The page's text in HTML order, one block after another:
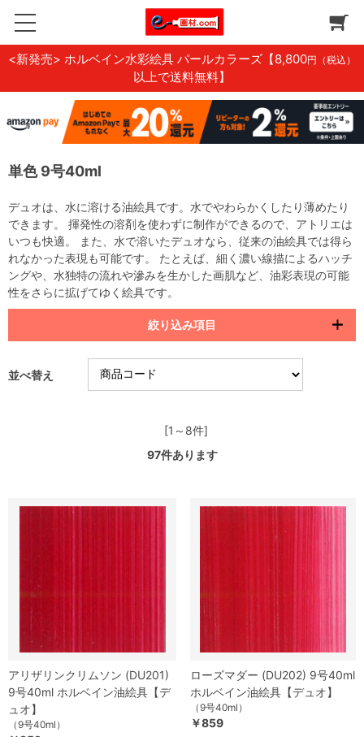
<新発売> ホルベイン水彩絵具 パールカラーズ 【8,800円（税込）
以上で送料無料】
単色 9号40ml
デュオは、水に溶ける油絵具です。水でやわらかくしたり薄めたり
できます。 揮発性の溶剤を使わずに制作ができるので、アトリエは
いつも快適。 また、水で溶いたデュオなら、従来の油絵具では得ら
れなかった表現も可能です。 たとえば、細く濃い線描によるハッチ
ングや、水独特の流れや滲みを生かした画肌など、油彩表現の可能
性をさらに拡げてゆく絵具です。
絞り込み項目
並べ替え
[1～8件]
97件あります
アリザリンクリムソン (DU201)
9号40ml ホルベイン油絵具【デ
ュオ】
（9号40ml）
ローズマダー (DU202) 9号40ml
ホルベイン油絵具【デュオ】
（9号40ml）
￥859